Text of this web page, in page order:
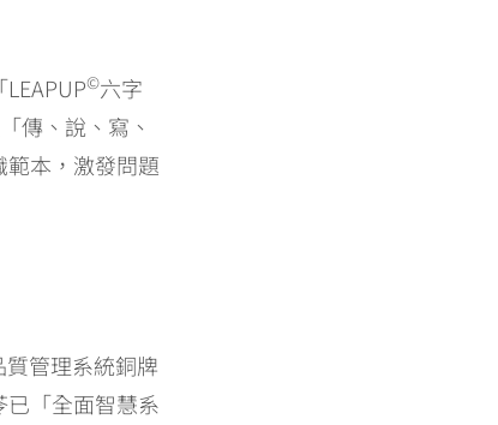
©六字
傳、說、寫、
本，激發問題
管理系統銅牌
「全面智慧系